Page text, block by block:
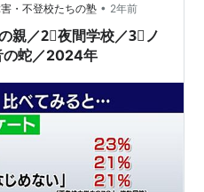
・不登校たちの塾 • 2年前
親／2⃣夜間学校／3⃣ノ
の蛇／2024年